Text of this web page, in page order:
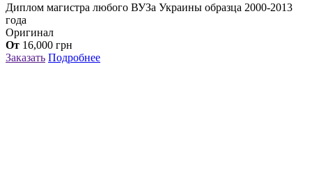
Диплом магистра любого ВУЗа Украины образца 2000-2013
года
Оригинал
От 16,000 грн
Заказать Подробнее